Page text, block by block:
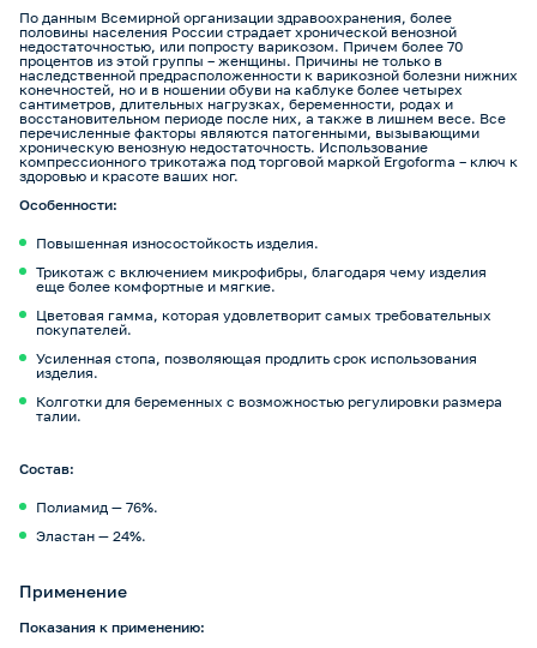
По данным Всемирной организации здравоохранения, более
половины населения России страдает хронической венозной
недостаточностью, или попросту варикозом. Причем более 70
процентов из этой группы – женщины. Причины не только в
наследственной предрасположенности к варикозной болезни нижних
конечностей, но и в ношении обуви на каблуке более четырех
сантиметров, длительных нагрузках, беременности, родах и
восстановительном периоде после них, а также в лишнем весе. Все
перечисленные факторы являются патогенными, вызывающими
хроническую венозную недостаточность. Использование
компрессионного трикотажа под торговой маркой Ergoforma – ключ к
здоровью и красоте ваших ног.
Особенности:
Повышенная износостойкость изделия.
Трикотаж с включением микрофибры, благодаря чему изделия
еще более комфортные и мягкие.
Цветовая гамма, которая удовлетворит самых требовательных
покупателей.
Усиленная стопа, позволяющая продлить срок использования
изделия.
Колготки для беременных с возможностью регулировки размера
талии.
Состав:
Полиамид — 76%.
Эластан — 24%.
Применение
Показания к применению: